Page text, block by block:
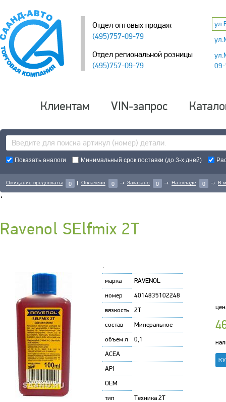
Отдел оптовых продаж
(495)757-09-79
Отдел региональной розницы
(495)757-09-79
Клиентам VIN-запрос
Показать аналоги Минимальный срок поставки (до 3-х дней)
Ожидание предоплаты 0 Оплачено 0 Заказано 0 На складе 0 В
'
Ravenol SElfmix 2T
'
марка
RAVENOL
номер
4014835102248
вязкость
2T
состав
Минеральное
объем л
0,1
ACEA
API
OEM
тип
Техника 2T